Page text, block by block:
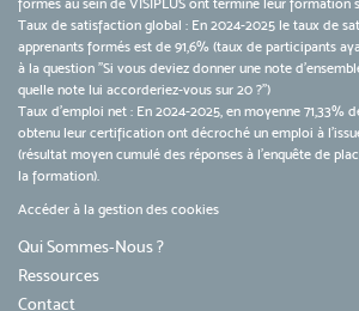
formés au sein de VISIPLUS ont terminé leur formation
Taux de satisfaction global : En 2024-2025 le taux de
apprenants formés est de 91,6% (taux de participants
à la question "Si vous deviez donner une note
quelle note lui accorderiez-vous sur 20 ?")
Taux d’emploi net : En 2024-2025, en moyenne 71,33%
obtenu leur certification ont décroché un emploi à
(résultat moyen cumulé des réponses à l'enquête de
la formation).
Accéder à la gestion des cookies
Qui Sommes-Nous ?
Ressources
Contact